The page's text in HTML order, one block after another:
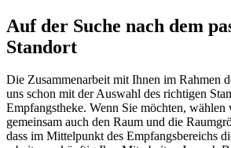
Auf der Suche nach dem
Standort
Die Zusammenarbeit mit Ihnen im Rahmen
uns schon mit der Auswahl des richtigen
Empfangstheke. Wenn Sie möchten,
gemeinsam auch den Raum und die
dass im Mittelpunkt des Empfangsbereichs